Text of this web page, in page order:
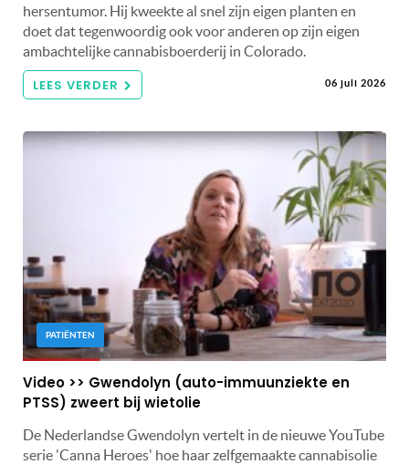
hersentumor. Hij kweekte al snel zijn eigen planten en
doet dat tegenwoordig ook voor anderen op zijn eigen
ambachtelijke cannabisboerderij in Colorado.
LEES VERDER 06 juli 2026
PATIËNTEN
Video >> Gwendolyn (auto-immuunziekte en
PTSS) zweert bij wietolie
De Nederlandse Gwendolyn vertelt in de nieuwe YouTube
serie 'Canna Heroes' hoe haar zelfgemaakte cannabisolie